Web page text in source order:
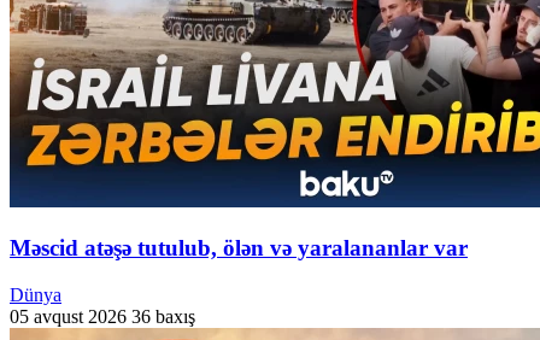
Məscid atəşə tutulub, ölən və yaralananlar var
Dünya
05 avqust 2026 36 baxış